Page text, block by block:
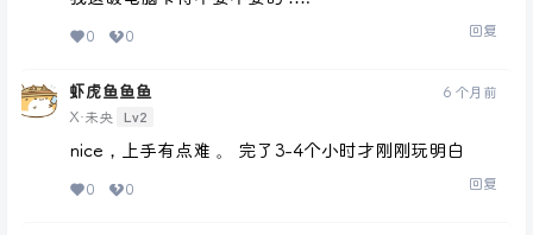
0 0 回复
虾虎鱼鱼鱼
X·未央 Lv2
6 个月前
nice，上手有点难 。 完了3-4个小时才刚刚玩明白
0 0 回复